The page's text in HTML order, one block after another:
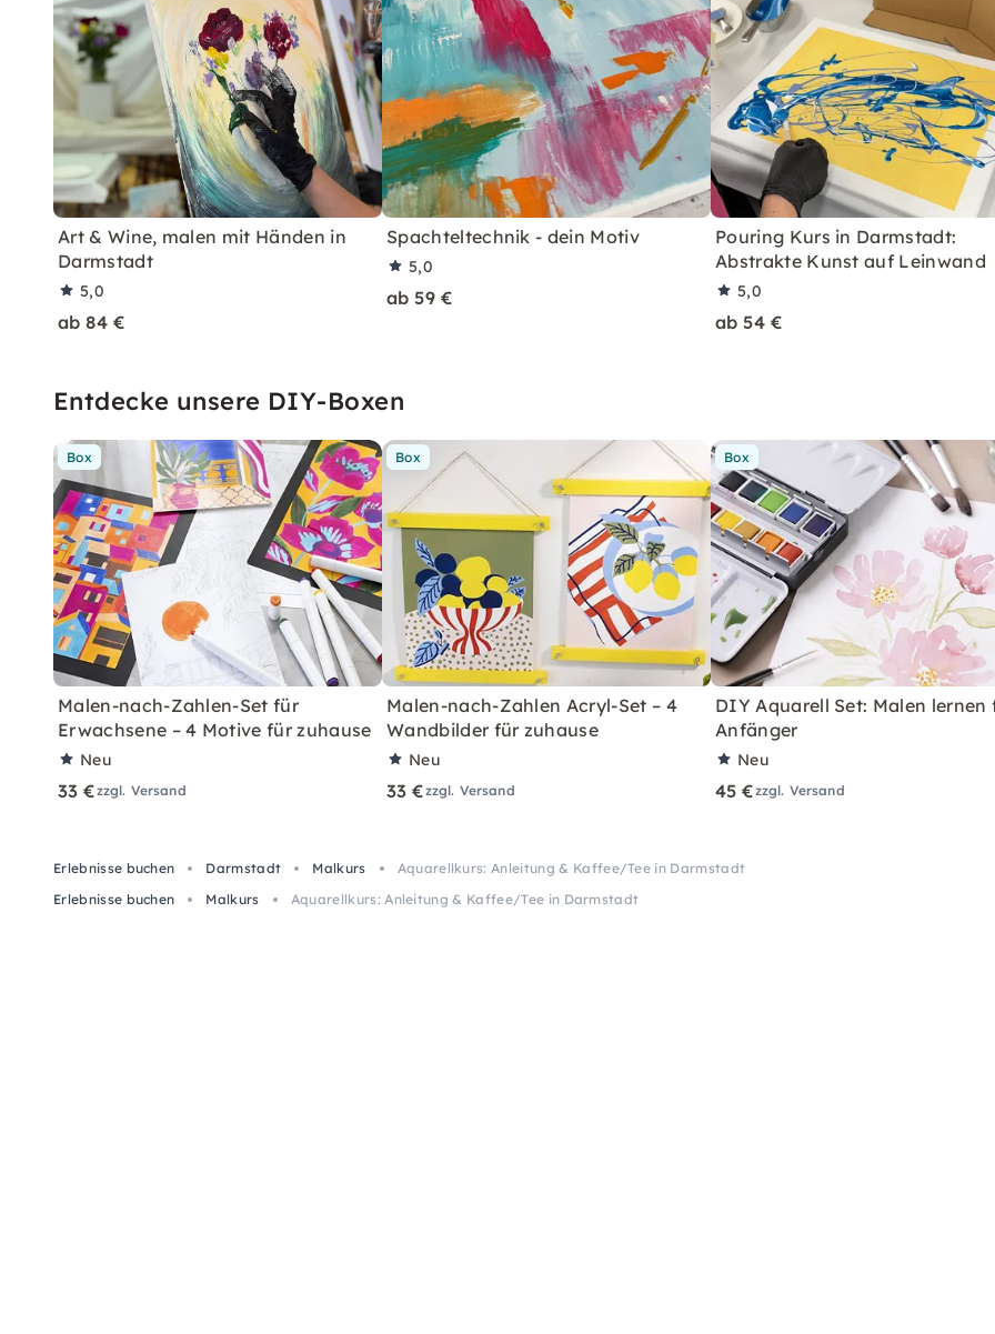
Art & Wine, malen mit Händen in
Darmstadt
5,0
ab 84 €
Spachteltechnik - dein Motiv
5,0
ab 59 €
Pouring Kurs in Darmstadt:
Abstrakte Kunst auf Leinwand
5,0
ab 54 €
Entdecke unsere DIY-Boxen
Box
Malen-nach-Zahlen-Set für
Erwachsene – 4 Motive für zuhause
Neu
33 €zzgl. Versand
Box
Malen-nach-Zahlen Acryl-Set – 4
Wandbilder für zuhause
Neu
33 €zzgl. Versand
Box
DIY Aquarell Set: Malen lernen
Anfänger
Neu
45 €zzgl. Versand
Erlebnisse buchen Darmstadt Malkurs
Aquarellkurs: Anleitung & Kaffee/Tee in Darmstadt
Erlebnisse buchen
Malkurs Aquarellkurs: Anleitung & Kaffee/Tee in Darmstadt